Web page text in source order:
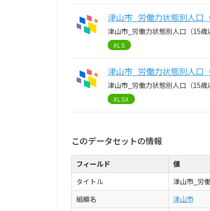
津山市_労働力状態別人口
津山市_労働力状態別人口（15
XLS
津山市_労働力状態別人口
津山市_労働力状態別人口（15
XLSX
このデータセットの情報
フィールド
値
タイトル
津山市_労
組織名
津山市